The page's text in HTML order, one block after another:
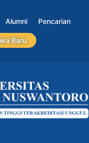
Alumni Pencarian
Baru